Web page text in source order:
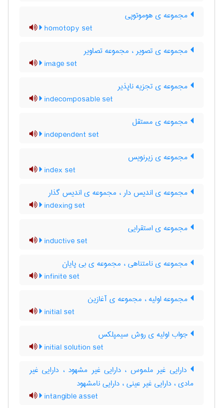
مجموعه ی هوموتوپی
homotopy set
مجموعه ی تصویر ، مجموعه تصاویر
image set
مجموعه ی تجزیه ناپذیر
indecomposable set
مجموعه ی مستقل
independent set
مجموعه ی زیرنویس
index set
مجموعه ی اندیس دار ، مجموعه ی اندیس گذار
indexing set
مجموعه ی استقرایی
inductive set
مجموعه ی نامتناهی ، مجموعه ی بی پایان
infinite set
مجموعه اولیه ، مجموعه ی آغازین
initial set
جواب اولیه ی روش سیمپلکس
initial solution set
دارایی غیر ملموس ، دارایی غیر مشهود ، دارایی غیر
مادی ، دارایی غیر عینی ، دارایی نامشهود
intangible asset